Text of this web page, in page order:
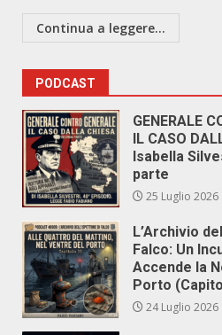
Continua a leggere...
PODCAST
GENERALE
IL CASO
Isabella
parte
25 Luglio 2026
L’Archivio
Falco: Un
Accende la
Porto
24 Luglio 2026